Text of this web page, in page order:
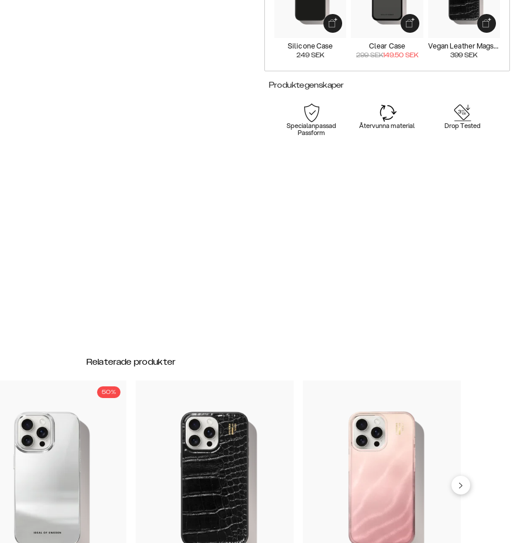
Silicone Case
249 SEK
Clear Case
299SEK149.50 SEK
Vegan Leather Magsafe Case
399 SEK
Produktegenskaper
Specialanpassad
Passform
Återvunna material Drop Tested
Relaterade produkter
50%